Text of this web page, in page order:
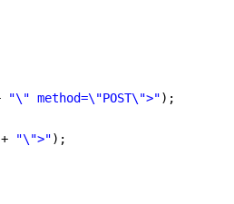
"\" method=\"POST\">");
"\">");